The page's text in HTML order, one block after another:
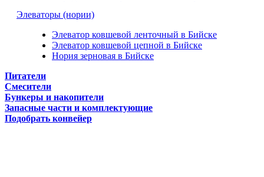
Элеваторы (нории)
Элеватор ковшевой ленточный в Бийске
Элеватор ковшевой цепной в Бийске
Нория зерновая в Бийске
Питатели
Смесители
Бункеры и накопители
Запасные части и комплектующие
Подобрать конвейер